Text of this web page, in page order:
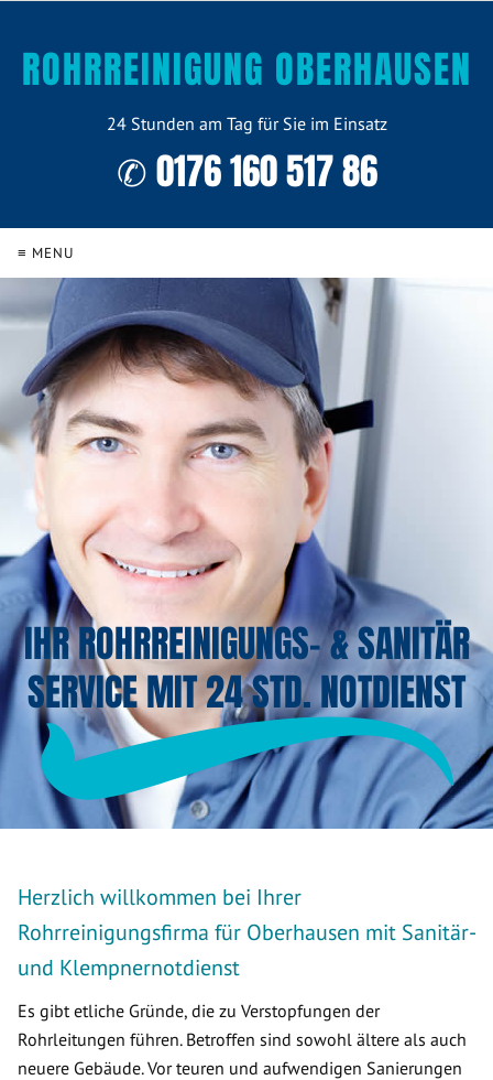
ROHRREINIGUNG OBERHAUSEN
24 Stunden am Tag für Sie im Einsatz
✆ 0176 160 517 86
≡ MENU
IHR ROHRREINIGUNGS- & SANITÄR
SERVICE MIT 24 STD. NOTDIENST
Herzlich willkommen bei Ihrer
Rohrreinigungsfirma für Oberhausen mit Sanitär-
und Klempnernotdienst
Es gibt etliche Gründe, die zu Verstopfungen der
Rohrleitungen führen. Betroffen sind sowohl ältere als auch
neuere Gebäude. Vor teuren und aufwendigen Sanierungen